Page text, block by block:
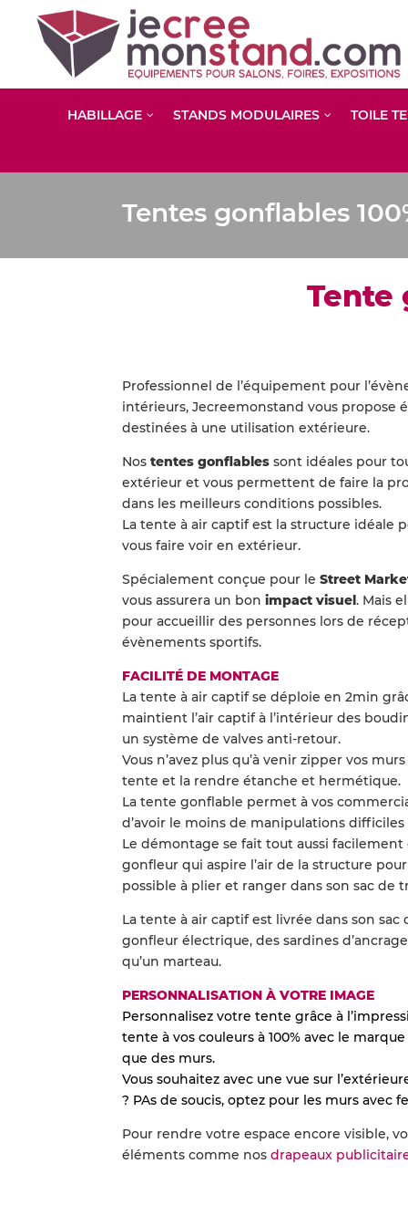
HABILLAGE STANDS MODULAIRES TOILE
Tentes gonflables
Tente
Professionnel de l’équipement pour
intérieurs, Jecreemonstand vous propose
destinées à une utilisation extérieure.
Nostentes gonflables sont idéales pour
extérieur et vous permettent de faire la
dans les meilleurs conditions possibles.
La tente à air captif est la structure idéale
vous faire voir en extérieur.
Spécialement conçue pour leStreet
vous assurera un bonimpact visuel. Mais
pour accueillir des personnes lors de
évènements sportifs.
FACILITÉ DE MONTAGE
La tente à air captif se déploie en 2min
maintient l’air captif à l’intérieur des
un système de valves anti-retour.
Vous n’avez plus qu’à venir zipper vos
tente et la rendre étanche et hermétique.
La tente gonflable permet à vos
d’avoir le moins de manipulations difficiles
Le démontage se fait tout aussi
gonfleur qui aspire l’air de la structure
possible à plier et ranger dans son sac de
La tente à air captif est livrée dans son
gonfleur électrique, des sardines
qu’un marteau.
PERSONNALISATION À VOTRE IMAGE
Personnalisez votre tente grâce à
tente à vos couleurs à 100% avec le
que des murs.
Vous souhaitez avec une vue sur
? PAs de soucis, optez pour les murs avec
Pour rendre votre espace encore visible,
éléments comme nosdrapeaux